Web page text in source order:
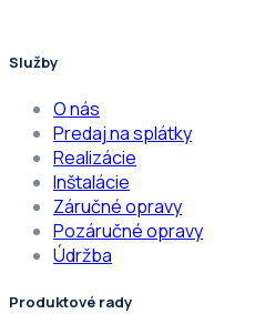
Služby
O nás
Predaj na splátky
Realizácie
Inštalácie
Záručné opravy
Pozáručné opravy
Údržba
Produktové rady